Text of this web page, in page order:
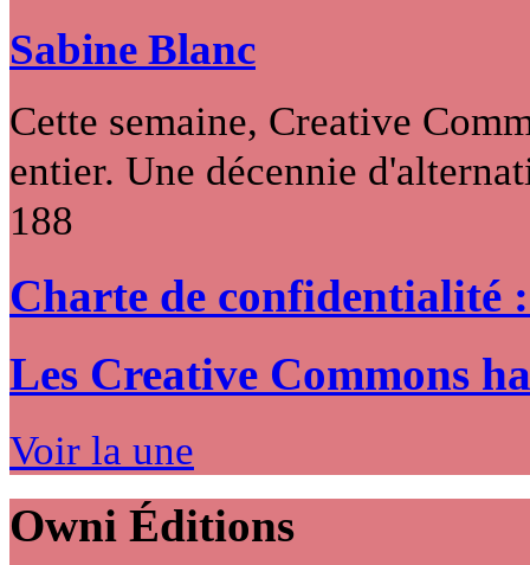
Sabine Blanc
Cette semaine, Creative
entier. Une décennie
188
Charte de confidentialité
Les Creative Commons
Voir la une
Owni Éditions